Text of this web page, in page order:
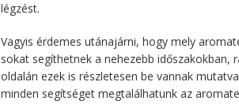
légzést.
Vagyis érdemes utánajárni, hogy mely
sokat segíthetnek a nehezebb időszakokban,
oldalán ezek is részletesen be vannak
minden segítséget megtalálhatunk az